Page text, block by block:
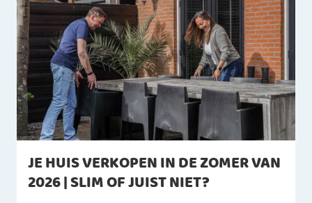
JE HUIS VERKOPEN IN DE ZOMER VAN
2026 | SLIM OF JUIST NIET?